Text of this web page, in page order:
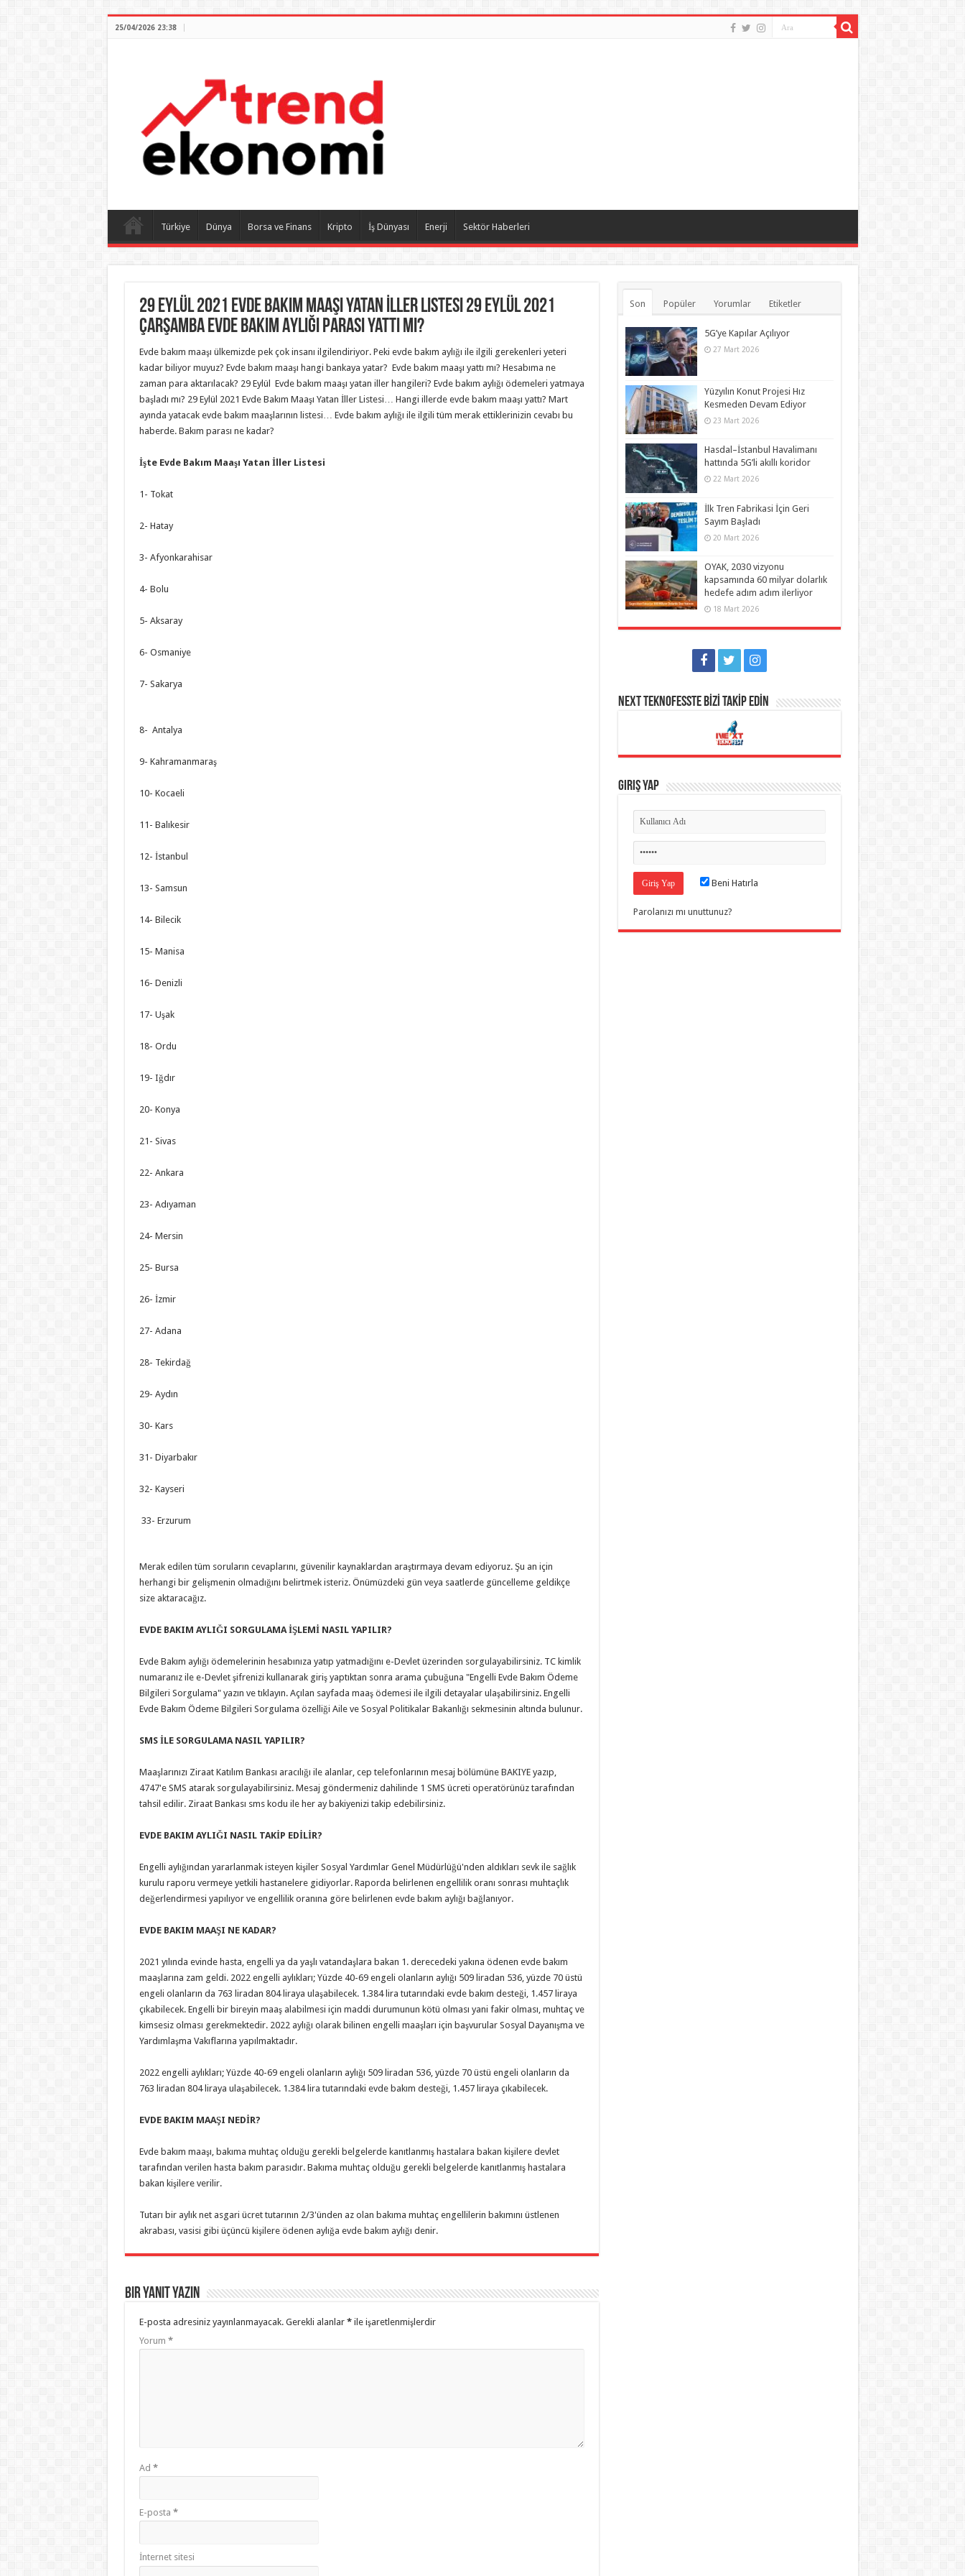
25/04/2026 23:38
Türkiye Dünya Borsa ve Finans Kripto İş Dünyası Enerji Sektör Haberleri
29 Eylül 2021 Evde Bakım Maaşı Yatan İller Listesi 29 Eylül 2021
Çarşamba Evde Bakım Aylığı Parası Yattı Mı?
Evde bakım maaşı ülkemizde pek çok insanı ilgilendiriyor. Peki evde bakım aylığı ile ilgili gerekenleri yeteri
kadar biliyor muyuz? Evde bakım maaşı hangi bankaya yatar? Evde bakım maaşı yattı mı? Hesabıma ne
zaman para aktarılacak? 29 Eylül Evde bakım maaşı yatan iller hangileri? Evde bakım aylığı ödemeleri yatmaya
başladı mı? 29 Eylül 2021 Evde Bakım Maaşı Yatan İller Listesi… Hangi illerde evde bakım maaşı yattı? Mart
ayında yatacak evde bakım maaşlarının listesi… Evde bakım aylığı ile ilgili tüm merak ettiklerinizin cevabı bu
haberde. Bakım parası ne kadar?
İşte Evde Bakım Maaşı Yatan İller Listesi
1- Tokat
2- Hatay
3- Afyonkarahisar
4- Bolu
5- Aksaray
6- Osmaniye
7- Sakarya
8- Antalya
9- Kahramanmaraş
10- Kocaeli
11- Balıkesir
12- İstanbul
13- Samsun
14- Bilecik
15- Manisa
16- Denizli
17- Uşak
18- Ordu
19- Iğdır
20- Konya
21- Sivas
22- Ankara
23- Adıyaman
24- Mersin
25- Bursa
26- İzmir
27- Adana
28- Tekirdağ
29- Aydın
30- Kars
31- Diyarbakır
32- Kayseri
33- Erzurum
Merak edilen tüm soruların cevaplarını, güvenilir kaynaklardan araştırmaya devam ediyoruz. Şu an için
herhangi bir gelişmenin olmadığını belirtmek isteriz. Önümüzdeki gün veya saatlerde güncelleme geldikçe
size aktaracağız.
EVDE BAKIM AYLIĞI SORGULAMA İŞLEMİ NASIL YAPILIR?
Evde Bakım aylığı ödemelerinin hesabınıza yatıp yatmadığını e-Devlet üzerinden sorgulayabilirsiniz. TC kimlik
numaranız ile e-Devlet şifrenizi kullanarak giriş yaptıktan sonra arama çubuğuna "Engelli Evde Bakım Ödeme
Bilgileri Sorgulama" yazın ve tıklayın. Açılan sayfada maaş ödemesi ile ilgili detayalar ulaşabilirsiniz. Engelli
Evde Bakım Ödeme Bilgileri Sorgulama özelliği Aile ve Sosyal Politikalar Bakanlığı sekmesinin altında bulunur.
SMS İLE SORGULAMA NASIL YAPILIR?
Maaşlarınızı Ziraat Katılım Bankası aracılığı ile alanlar, cep telefonlarının mesaj bölümüne BAKIYE yazıp,
4747'e SMS atarak sorgulayabilirsiniz. Mesaj göndermeniz dahilinde 1 SMS ücreti operatörünüz tarafından
tahsil edilir. Ziraat Bankası sms kodu ile her ay bakiyenizi takip edebilirsiniz.
EVDE BAKIM AYLIĞI NASIL TAKİP EDİLİR?
Engelli aylığından yararlanmak isteyen kişiler Sosyal Yardımlar Genel Müdürlüğü'nden aldıkları sevk ile sağlık
kurulu raporu vermeye yetkili hastanelere gidiyorlar. Raporda belirlenen engellilik oranı sonrası muhtaçlık
değerlendirmesi yapılıyor ve engellilik oranına göre belirlenen evde bakım aylığı bağlanıyor.
EVDE BAKIM MAAŞI NE KADAR?
2021 yılında evinde hasta, engelli ya da yaşlı vatandaşlara bakan 1. derecedeki yakına ödenen evde bakım
maaşlarına zam geldi. 2022 engelli aylıkları; Yüzde 40-69 engeli olanların aylığı 509 liradan 536, yüzde 70 üstü
engeli olanların da 763 liradan 804 liraya ulaşabilecek. 1.384 lira tutarındaki evde bakım desteği, 1.457 liraya
çıkabilecek. Engelli bir bireyin maaş alabilmesi için maddi durumunun kötü olması yani fakir olması, muhtaç ve
kimsesiz olması gerekmektedir. 2022 aylığı olarak bilinen engelli maaşları için başvurular Sosyal Dayanışma ve
Yardımlaşma Vakıflarına yapılmaktadır.
2022 engelli aylıkları; Yüzde 40-69 engeli olanların aylığı 509 liradan 536, yüzde 70 üstü engeli olanların da
763 liradan 804 liraya ulaşabilecek. 1.384 lira tutarındaki evde bakım desteği, 1.457 liraya çıkabilecek.
EVDE BAKIM MAAŞI NEDİR?
Evde bakım maaşı, bakıma muhtaç olduğu gerekli belgelerde kanıtlanmış hastalara bakan kişilere devlet
tarafından verilen hasta bakım parasıdır. Bakıma muhtaç olduğu gerekli belgelerde kanıtlanmış hastalara
bakan kişilere verilir.
Tutarı bir aylık net asgari ücret tutarının 2/3'ünden az olan bakıma muhtaç engellilerin bakımını üstlenen
akrabası, vasisi gibi üçüncü kişilere ödenen aylığa evde bakım aylığı denir.
Bir yanıt yazın
E-posta adresiniz yayınlanmayacak. Gerekli alanlar *ile işaretlenmişlerdir
Yorum *
Ad *
E-posta *
İnternet sitesi
Son Popüler Yorumlar Etiketler
5G’ye Kapılar Açılıyor
27 Mart 2026
Yüzyılın Konut Projesi Hız
Kesmeden Devam Ediyor
23 Mart 2026
Hasdal–İstanbul Havalimanı
hattında 5G’li akıllı koridor
22 Mart 2026
İlk Tren Fabrikasi İçin Geri
Sayım Başladı
20 Mart 2026
OYAK, 2030 vizyonu
kapsamında 60 milyar dolarlık
hedefe adım adım ilerliyor
18 Mart 2026
NEXT TEKNOFESSTE BİZİ TAKİP EDİN
Giriş Yap
Beni Hatırla
Parolanızı mı unuttunuz?